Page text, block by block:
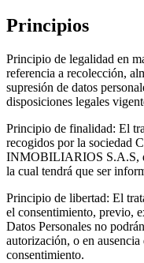
Principios
Principio de legalidad en
referencia a recolección,
supresión de datos
disposiciones legales
Principio de finalidad: El
recogidos por la sociedad
INMOBILIARIOS S.A.S,
la cual tendrá que ser
Principio de libertad: El
el consentimiento, previo,
Datos Personales no
autorización, o en
consentimiento.